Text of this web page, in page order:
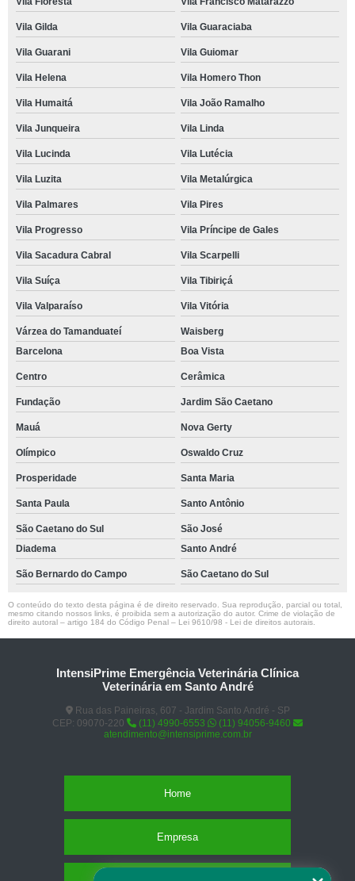
Vila Gilda Vila Guaraciaba
Vila Guarani Vila Guiomar
Vila Helena Vila Homero Thon
Vila Humaitá Vila João Ramalho
Vila Junqueira Vila Linda
Vila Lucinda Vila Lutécia
Vila Luzita Vila Metalúrgica
Vila Palmares Vila Pires
Vila Progresso Vila Príncipe de Gales
Vila Sacadura Cabral Vila Scarpelli
Vila Suíça Vila Tibiriçá
Vila Valparaíso Vila Vitória
Várzea do Tamanduateí
Waisberg
Barcelona
Boa Vista
Centro Cerâmica
Fundação Jardim São Caetano
Mauá Nova Gerty
Olímpico Oswaldo Cruz
Prosperidade Santa Maria
Santa Paula Santo Antônio
São Caetano do Sul
São José
Diadema
Santo André
São Bernardo do Campo São Caetano do Sul
O conteúdo do texto desta página é de direito reservado. Sua reprodução, parcial ou total,
mesmo citando nossos links, é proibida sem a autorização do autor. Crime de violação de
direito autoral – artigo 184 do Código Penal – Lei 9610/98 - Lei de direitos autorais
IntensiPrime Emergência Veterinária Clínica
Veterinária em Santo André
Rua das Paineiras, 607 - Jardim Santo André - SP
CEP: 09070-220
(11) 4990-6553
(11) 94056-9460
atendimento@intensiprime.com.br
Home
Empresa